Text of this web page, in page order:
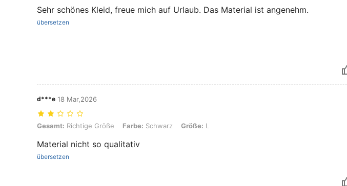
Sehr schönes Kleid, freue mich auf Urlaub. Das Material ist angenehm.
übersetzen
d***e 18 Mar,2026
Gesamt: Richtige Größe, Farbe: Schwarz, Größe: L
Gesamt: Richtige Größe Farbe: Schwarz Größe: L
Material nicht so qualitativ
übersetzen